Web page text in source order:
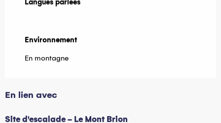
Environnement
Environnement
En montagne
En lien avec
Site d'escalade - Le Mont Brion